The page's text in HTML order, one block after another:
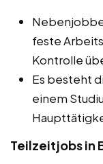
feste
Kontrolle
Es besteht
einem
Teilzeitjobs in